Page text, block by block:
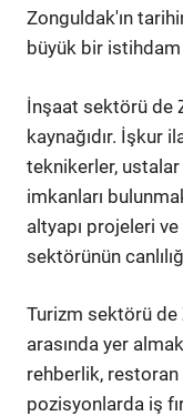
Zonguldak'ın
büyük bir istihdam
İnşaat sektörü de
kaynağıdır. İşkur
teknikerler,
imkanları
altyapı projeleri
sektörünün
Turizm sektörü de
arasında yer
rehberlik,
pozisyonlarda iş